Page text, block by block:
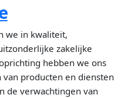
we in kwaliteit,
zakelijke
hebben we ons
producten en diensten
de verwachtingen van